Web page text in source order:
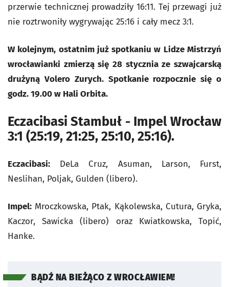
przerwie technicznej prowadziły 16:11. Tej przewagi już
nie roztrwoniły wygrywając 25:16 i cały mecz 3:1.
W kolejnym, ostatnim już spotkaniu w Lidze Mistrzyń
wrocławianki zmierzą się 28 stycznia ze szwajcarską
drużyną Volero Zurych. Spotkanie rozpocznie się o
godz. 19.00 w Hali Orbita.
Eczacibasi Stambuł - Impel Wrocław
3:1 (25:19, 21:25, 25:10, 25:16).
Eczacibasi: DeLa Cruz, Asuman, Larson, Furst,
Neslihan, Poljak, Gulden (libero).
Impel: Mroczkowska, Ptak, Kąkolewska, Cutura, Gryka,
Kaczor, Sawicka (libero) oraz Kwiatkowska, Topić,
Hanke.
BĄDŹ NA BIEŻĄCO Z WROCŁAWIEM!